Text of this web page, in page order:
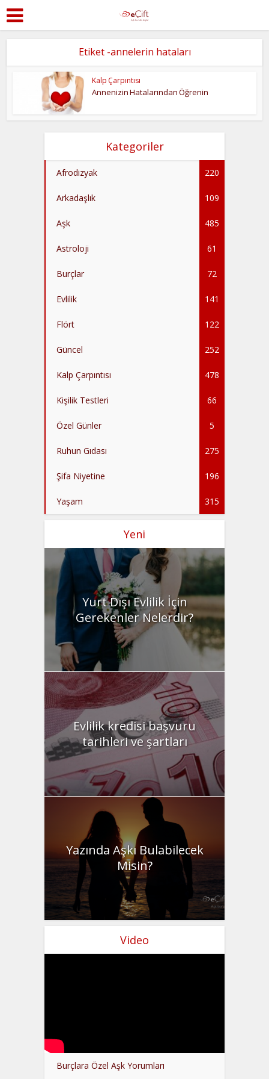
Etiket -annelerin hataları
Kalp Çarpıntısı
Annenizin Hatalarından Öğrenin
Kategoriler
Afrodizyak 220
Arkadaşlık 109
Aşk 485
Astroloji 61
Burçlar 72
Evlilik 141
Flört 122
Güncel 252
Kalp Çarpıntısı 478
Kişilik Testleri 66
Özel Günler 5
Ruhun Gıdası 275
Şifa Niyetine 196
Yaşam 315
Yeni
Yurt Dışı Evlilik İçin
Gerekenler Nelerdir?
Evlilik kredisi başvuru
tarihleri ve şartları
Yazında Aşkı Bulabilecek
Misin?
Video
Burçlara Özel Aşk Yorumları